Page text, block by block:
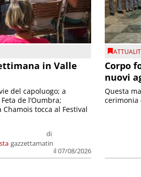
in Valle
di
gazzettamatin
il 07/08/2026
del capoluogo; a
de l’Oumbra;
tocca al Festival
Corpo
nuovi
Questa